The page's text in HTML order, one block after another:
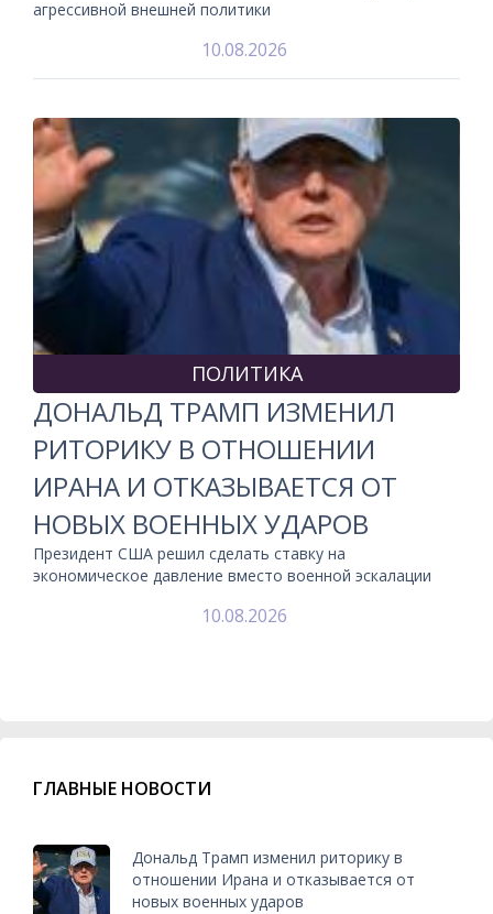
агрессивной внешней политики
10.08.2026
ПОЛИТИКА
ДОНАЛЬД ТРАМП ИЗМЕНИЛ
РИТОРИКУ В ОТНОШЕНИИ
ИРАНА И ОТКАЗЫВАЕТСЯ ОТ
НОВЫХ ВОЕННЫХ УДАРОВ
Президент США решил сделать ставку на
экономическое давление вместо военной эскалации
10.08.2026
ГЛАВНЫЕ НОВОСТИ
Дональд Трамп изменил риторику в
отношении Ирана и отказывается от
новых военных ударов